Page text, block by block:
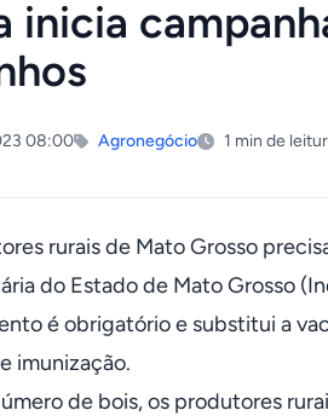
inicia
08:00 Agronegócio 1 min de
rurais de Mato Grosso
do Estado de Mato Grosso
é obrigatório e substitui a
imunização.
de bois, os produtores